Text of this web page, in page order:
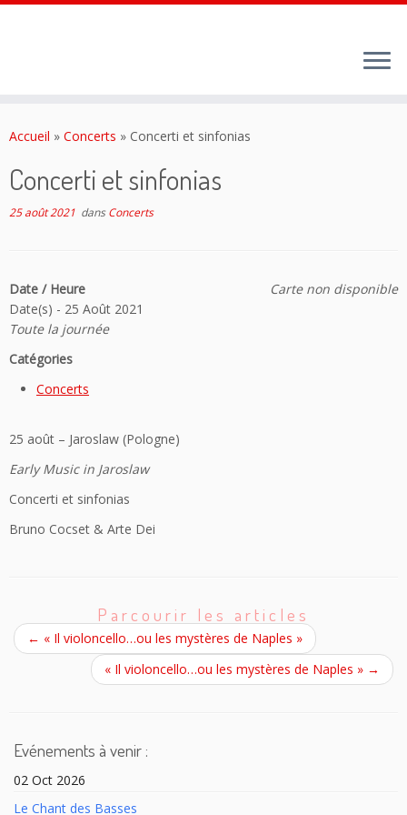
auAccueil » Concerts » Concerti et sinfonias
Concerti et sinfonias
25 août 2021 dansConcerts
Carte non disponible
Date / Heure
Date(s) - 25 Août 2021
Toute la journée
Catégories
Concerts
25 août – Jaroslaw (Pologne)
Early Music in Jaroslaw
Concerti et sinfonias
Bruno Cocset & Arte Dei
Parcourir les articles
← « Il violoncello…ou les mystères de Naples »
« Il violoncello…ou les mystères de Naples » →
Evénements à venir :
02 Oct 2026
Le Chant des Basses